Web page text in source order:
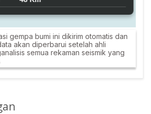
gempa bumi ini dikirim otomatis dan
akan diperbarui setelah ahli
semua rekaman seismik yang